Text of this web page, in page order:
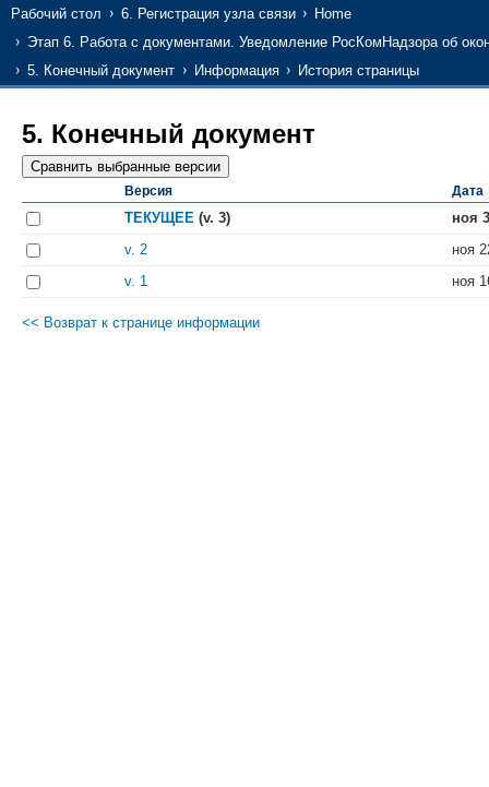
Рабочий стол 6. Регистрация узла связи
Home
Этап 6. Работа с документами. Уведомление РосКомНадзора об
5. Конечный документ
Информация История страницы
5. Конечный документ
Версия Дата
ТЕКУЩЕЕ (v. 3)
ноя
v. 2
ноя
v. 1
ноя
<< Возврат к странице информации